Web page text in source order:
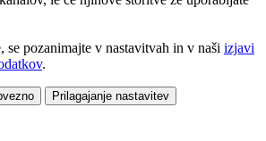
se pozanimajte v nastavitvah in v naši izjavi
.
Prilagajanje nastavitev